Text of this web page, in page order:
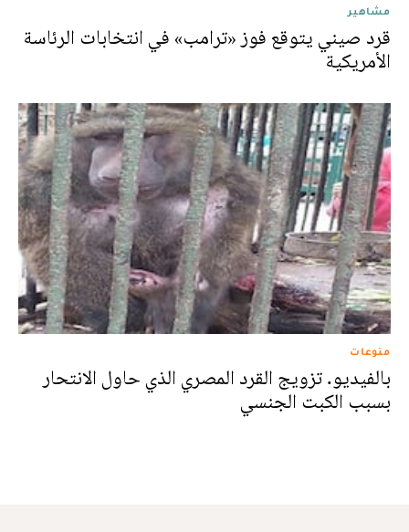
مشاهير
قرد صيني يتوقع فوز «ترامب» في انتخابات الرئاسة
الأمريكية
منوعات
بالفيديو. تزويج القرد المصري الذي حاول الانتحار
بسبب الكبت الجنسي